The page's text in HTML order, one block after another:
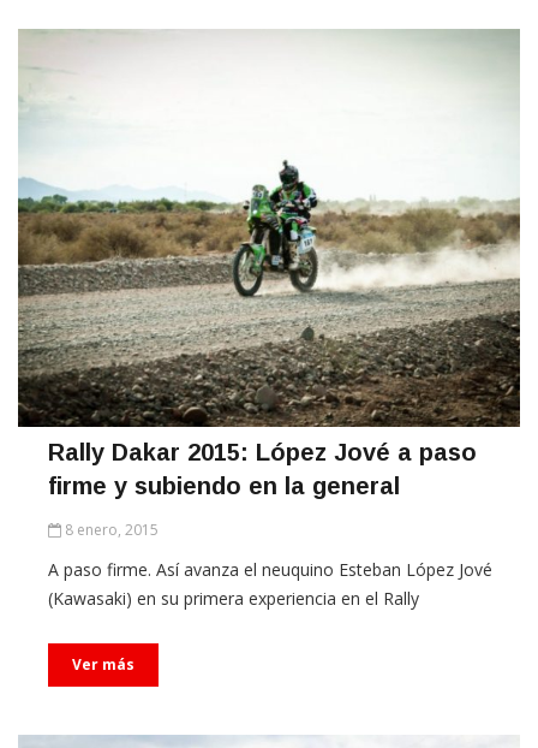
Rally Dakar 2015: López Jové a paso
firme y subiendo en la general
8 enero, 2015
A paso firme. Así avanza el neuquino Esteban López Jové
(Kawasaki) en su primera experiencia en el Rally
Ver más